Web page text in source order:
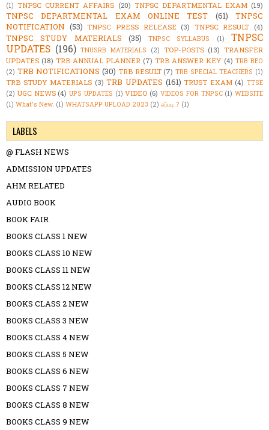
(1) TNPSC CURRENT AFFAIRS (20) TNPSC DEPARTMENTAL EXAM (19)
TNPSC DEPARTMENTAL EXAM ONLINE TEST (61)
TNPSC
NOTIFICATION (53) TNPSC PRESS RELEASE (3) TNPSC RESULT (4)
TNPSC STUDY MATERIALS (35) TNPSC SYLLABUS (1)
TNPSC
UPDATES (196) TNUSRB MATERIALS (2) TOP-POSTS (13) TRANSFER
UPDATES (18) TRB ANNUAL PLANNER (7) TRB ANSWER KEY (4) TRB BEO
(2) TRB NOTIFICATIONS (30) TRB RESULT (7) TRB SPECIAL TEACHERS (1)
TRB STUDY MATERIALS (3) TRB UPDATES (161) TRUST EXAM (4) TTSE
(2) UGC NEWS (4) UPS UPDATES (1) VIDEO (6) VIDEOS FOR TNPSC (1) WEBSITE
(1) What's New. (1) WHATSAPP UPLOAD 2023 (2) எப்படி ? (1)
LABELS
@ FLASH NEWS
ADMISSION UPDATES
AHM RELATED
AUDIO BOOK
BOOK FAIR
BOOKS CLASS 1 NEW
BOOKS CLASS 10 NEW
BOOKS CLASS 11 NEW
BOOKS CLASS 12 NEW
BOOKS CLASS 2 NEW
BOOKS CLASS 3 NEW
BOOKS CLASS 4 NEW
BOOKS CLASS 5 NEW
BOOKS CLASS 6 NEW
BOOKS CLASS 7 NEW
BOOKS CLASS 8 NEW
BOOKS CLASS 9 NEW